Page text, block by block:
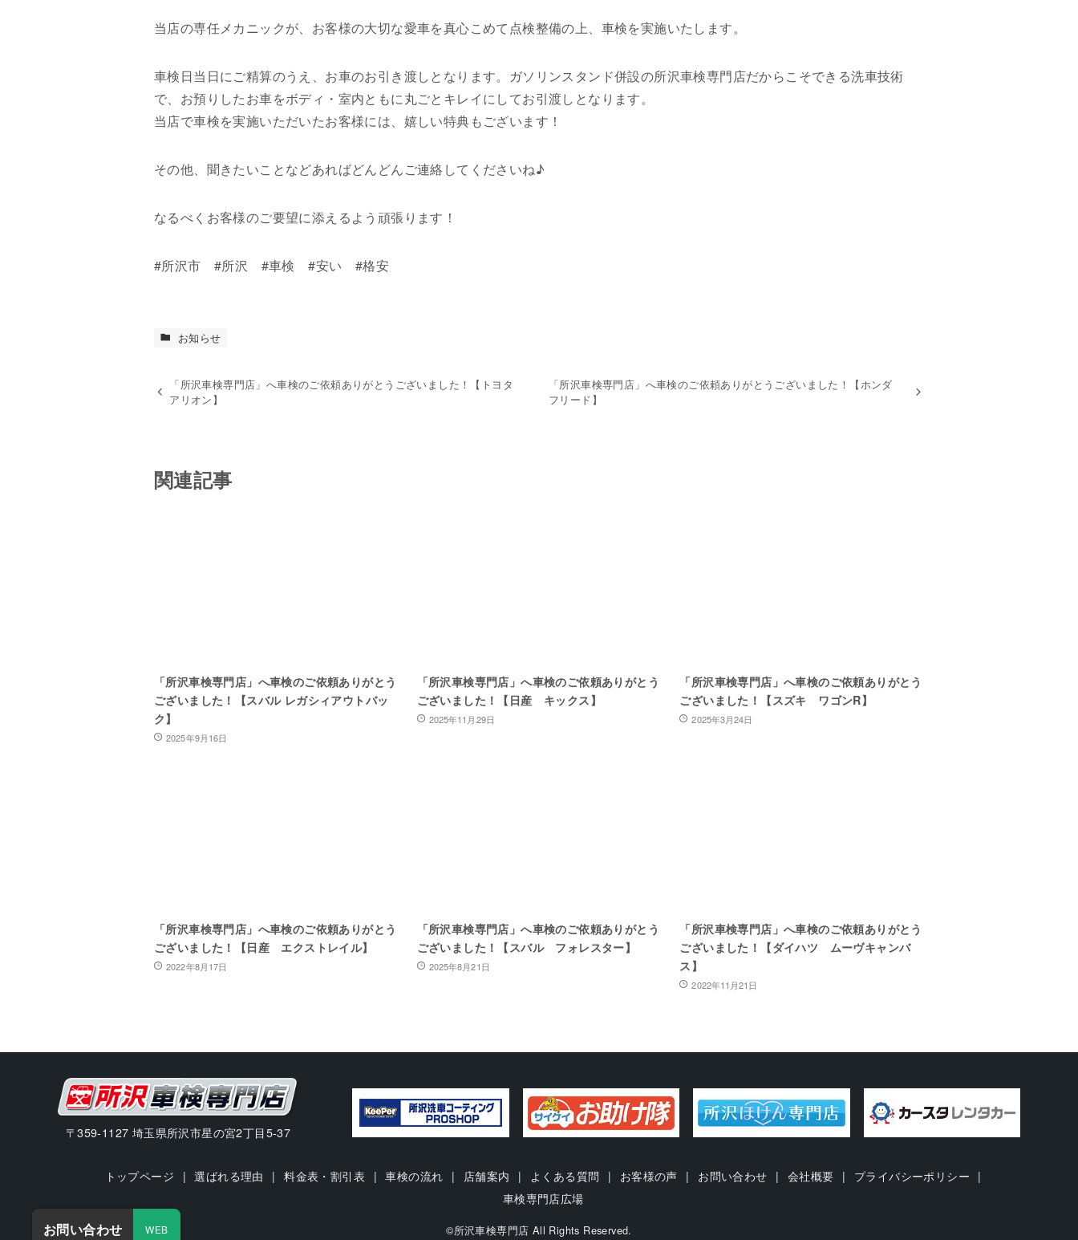
お問い合わせ WEB
当店の専任メカニックが、お客様の大切な愛車を真心こめて点検整備の上、車検を実施いたします。
車検日当日にご精算のうえ、お車のお引き渡しとなります。ガソリンスタンド併設の所沢車検専門店だからこそできる洗車技術
で、お預りしたお車をボディ・室内ともに丸ごとキレイにしてお引渡しとなります。
当店で車検を実施いただいたお客様には、嬉しい特典もございます！
その他、聞きたいことなどあればどんどんご連絡してくださいね♪
なるべくお客様のご要望に添えるよう頑張ります！
#所沢市 #所沢 #車検 #安い #格安
お知らせ
「所沢車検専門店」へ車検のご依頼ありがとうございました！【トヨタ
アリオン】
「所沢車検専門店」へ車検のご依頼ありがとうございました！【ホンダ
フリード】
関連記事
「所沢車検専門店」へ車検のご依頼ありがとう
ございました！【スバル レガシィアウトバッ
ク】
2025年9月16日
「所沢車検専門店」へ車検のご依頼ありがとう
ございました！【日産 キックス】
2025年11月29日
「所沢車検専門店」へ車検のご依頼ありがとう
ございました！【スズキ ワゴンR】
2025年3月24日
「所沢車検専門店」へ車検のご依頼ありがとう
ございました！【日産 エクストレイル】
2022年8月17日
「所沢車検専門店」へ車検のご依頼ありがとう
ございました！【スバル フォレスター】
2025年8月21日
「所沢車検専門店」へ車検のご依頼ありがとう
ございました！【ダイハツ ムーヴキャンバ
ス】
2022年11月21日
〒359-1127 埼玉県所沢市星の宮2丁目5-37
トップページ 選ばれる理由 料金表・割引表 車検の流れ 店舗案内 よくある質問 お客様の声 お問い合わせ 会社概要
プライバシーポリシー
車検専門店広場
©所沢車検専門店 All Rights Reserved.